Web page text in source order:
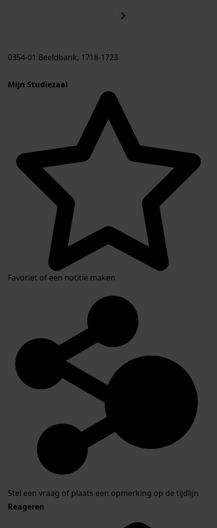
0354-01 Beeldbank, 1718-1723
Mijn Studiezaal
Favoriet of een notitie maken
Stel een vraag of plaats een opmerking op de tijdlijn
Reageren